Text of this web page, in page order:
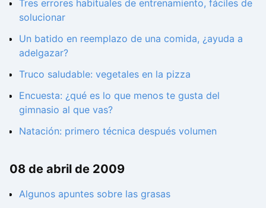
Tres errores habituales de entrenamiento, fáciles de
solucionar
Un batido en reemplazo de una comida, ¿ayuda a
adelgazar?
Truco saludable: vegetales en la pizza
Encuesta: ¿qué es lo que menos te gusta del
gimnasio al que vas?
Natación: primero técnica después volumen
08 de abril de 2009
Algunos apuntes sobre las grasas